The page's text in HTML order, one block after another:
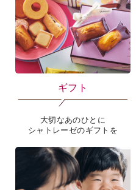
ギフト
大切なあのひとに
シャトレーゼのギフトを